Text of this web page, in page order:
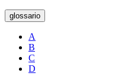
glossario
A
B
C
D